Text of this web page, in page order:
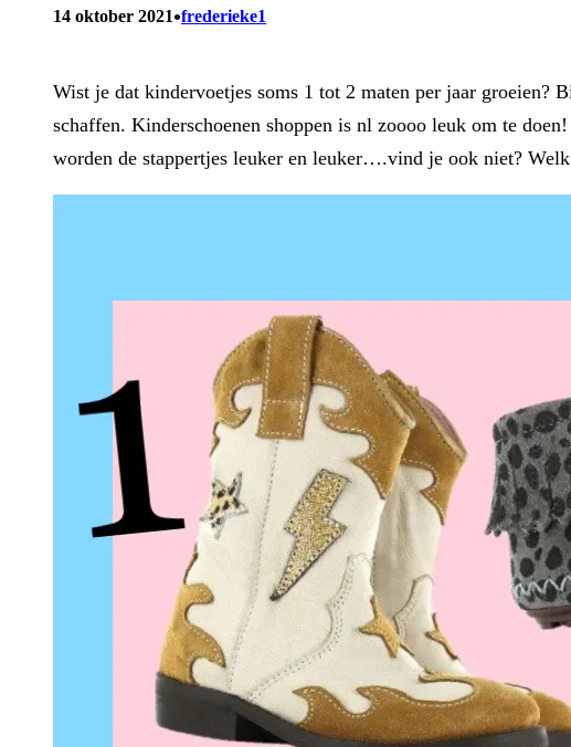
14 oktober 2021•frederieke1
Wist je dat kindervoetjes soms 1 tot 2 maten per jaar groeien?
schaffen. Kinderschoenen shoppen is nl zoooo leuk om te
worden de stappertjes leuker en leuker….vind je ook niet?